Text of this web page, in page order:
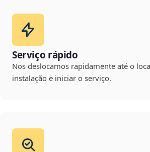
Serviço rápido
Nos deslocamos rapidamente até o
instalação e iniciar o serviço.